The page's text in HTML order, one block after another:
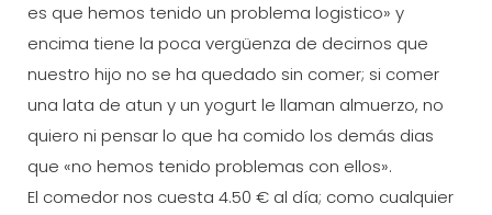
es que hemos tenido un problema logistico» y
encima tiene la poca vergüenza de decirnos que
nuestro hijo no se ha quedado sin comer; si comer
una lata de atun y un yogurt le llaman almuerzo, no
quiero ni pensar lo que ha comido los demás dias
que «no hemos tenido problemas con ellos».
El comedor nos cuesta 4.50 € al dí­a; como cualquier